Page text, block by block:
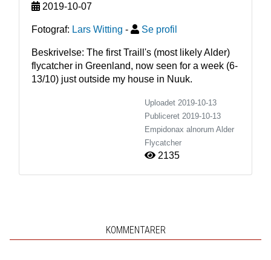
2019-10-07
Fotograf: Lars Witting - Se profil
Beskrivelse: The first Traill's (most likely Alder)
flycatcher in Greenland, now seen for a week (6-
13/10) just outside my house in Nuuk.
Uploadet 2019-10-13
Publiceret 2019-10-13
Empidonax alnorum Alder
Flycatcher
2135
KOMMENTARER